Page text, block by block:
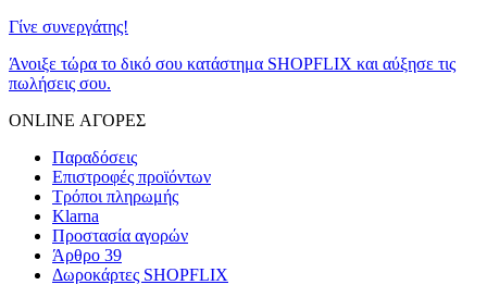
Γίνε συνεργάτης!
Άνοιξε τώρα το δικό σου κατάστημα SHOPFLIX και αύξησε τις
πωλήσεις σου.
ONLINE ΑΓΟΡΕΣ
Παραδόσεις
Επιστροφές προϊόντων
Τρόποι πληρωμής
Klarna
Προστασία αγορών
Άρθρο 39
Δωροκάρτες SHOPFLIX